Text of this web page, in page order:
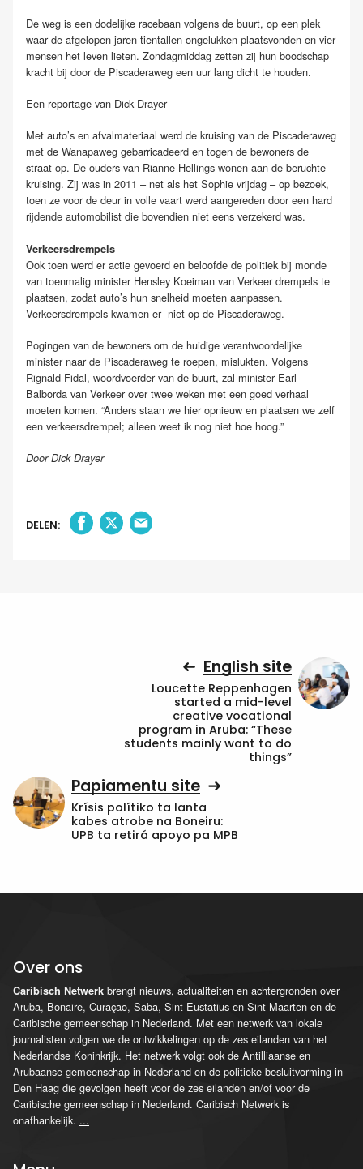
De weg is een dodelijke racebaan volgens de buurt, op een plek
waar de afgelopen jaren tientallen ongelukken plaatsvonden en vier
mensen het leven lieten. Zondagmiddag zetten zij hun boodschap
kracht bij door de Piscaderaweg een uur lang dicht te houden.
Een reportage van Dick Drayer
Met auto’s en afvalmateriaal werd de kruising van de Piscaderaweg
met de Wanapaweg gebarricadeerd en togen de bewoners de
straat op. De ouders van Rianne Hellings wonen aan de beruchte
kruising. Zij was in 2011 – net als het Sophie vrijdag – op bezoek,
toen ze voor de deur in volle vaart werd aangereden door een hard
rijdende automobilist die bovendien niet eens verzekerd was.
Verkeersdrempels
Ook toen werd er actie gevoerd en beloofde de politiek bij monde
van toenmalig minister Hensley Koeiman van Verkeer drempels te
plaatsen, zodat auto’s hun snelheid moeten aanpassen.
Verkeersdrempels kwamen er niet op de Piscaderaweg.
Pogingen van de bewoners om de huidige verantwoordelijke
minister naar de Piscaderaweg te roepen, mislukten. Volgens
Rignald Fidal, woordvoerder van de buurt, zal minister Earl
Balborda van Verkeer over twee weken met een goed verhaal
moeten komen. “Anders staan we hier opnieuw en plaatsen we zelf
een verkeersdrempel; alleen weet ik nog niet hoe hoog.”
Door Dick Drayer
DELEN:
English site
Loucette Reppenhagen
started a mid-level
creative vocational
program in Aruba: “These
students mainly want to do
things”
Papiamentu site
Krísis polítiko ta lanta
kabes atrobe na Boneiru:
UPB ta retirá apoyo pa MPB
Over ons
Caribisch Netwerk brengt nieuws, actualiteiten en achtergronden over
Aruba, Bonaire, Curaçao, Saba, Sint Eustatius en Sint Maarten en de
Caribische gemeenschap in Nederland. Met een netwerk van lokale
journalisten volgen we de ontwikkelingen op de zes eilanden van het
Nederlandse Koninkrijk. Het netwerk volgt ook de Antilliaanse en
Arubaanse gemeenschap in Nederland en de politieke besluitvorming in
Den Haag die gevolgen heeft voor de zes eilanden en/of voor de
Caribische gemeenschap in Nederland. Caribisch Netwerk is
onafhankelijk. ...